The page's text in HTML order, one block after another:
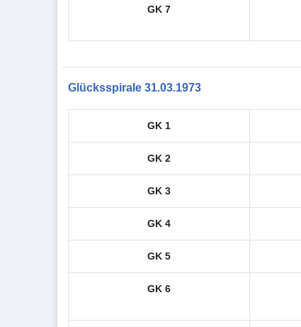
GK 7
Glücksspirale 31.03.1973
GK 1
GK 2
GK 3
GK 4
GK 5
GK 6